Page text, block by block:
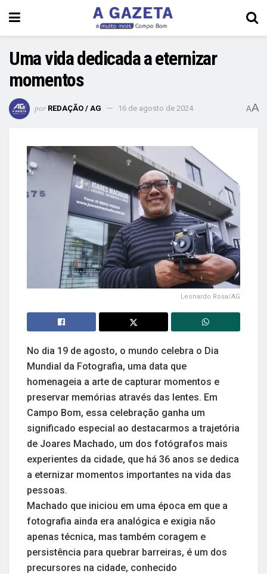
Uma vida dedicada a eternizar
momentos
por REDAÇÃO / AG 16 de agosto de 2024 AA
Leonardo Rosa/AG
No dia 19 de agosto, o mundo celebra o Dia
Mundial da Fotografia, uma data que
homenageia a arte de capturar momentos e
preservar memórias através das lentes. Em
Campo Bom, essa celebração ganha um
significado especial ao destacarmos a trajetória
de Joares Machado, um dos fotógrafos mais
experientes da cidade, que há 36 anos se dedica
a eternizar momentos importantes na vida das
pessoas.
Machado que iniciou em uma época em que a
fotografia ainda era analógica e exigia não
apenas técnica, mas também coragem e
persistência para quebrar barreiras, é um dos
precursores na cidade, conhecido